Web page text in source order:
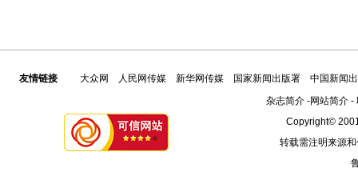
友情链接 大众网 人民网传媒 新华网传媒 国家新闻出版署
中国新闻
杂志简介-网站简介-
Copyright©
转载需注明来源